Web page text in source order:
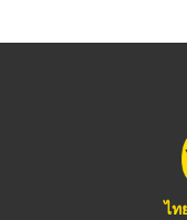
ไท